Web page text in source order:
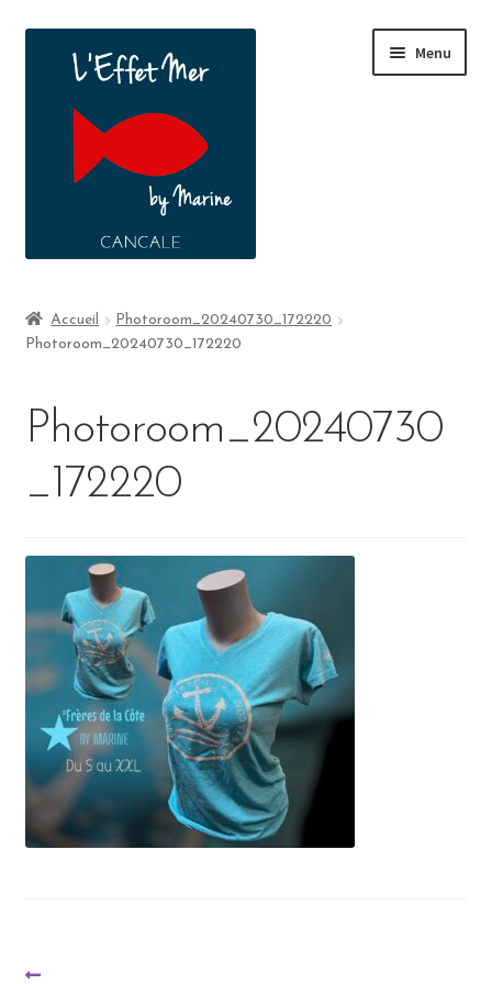
Menu
A propos
Contact
Accueil
Photoroom_20240730_172220
Photoroom_20240730_172220
Photoroom_20240730
_172220